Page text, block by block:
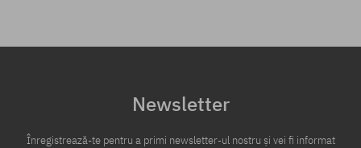
Newsletter
Înregistrează-te pentru a primi newsletter-ul nostru și vei fi informat